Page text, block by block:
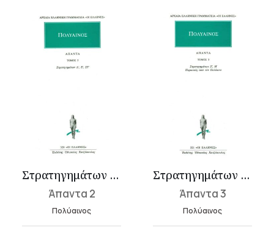
Στρατηγημάτων Δ΄-ΣΤ΄
Άπαντα 2
Πολύαινος
Στρατηγημάτων Ζ΄-Η΄, Περικοπές από τον Πολύαινο
Άπαντα 3
Πολύαινος